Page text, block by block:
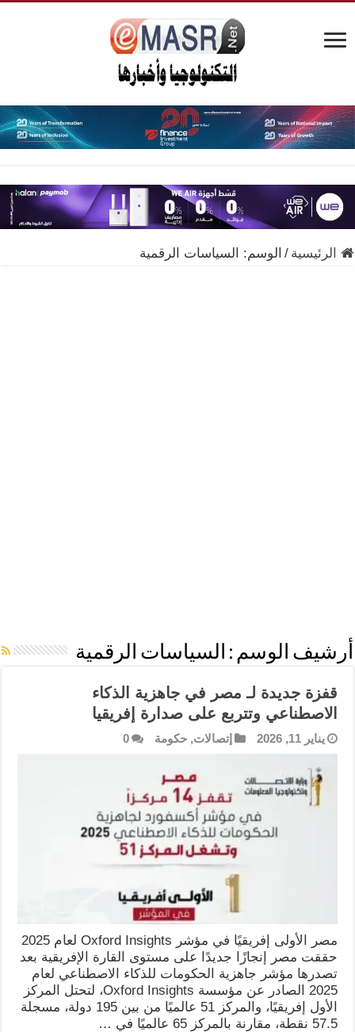
الرئيسية / الوسم: السياسات الرقمية
أرشيف الوسم : السياسات الرقمية
قفزة جديدة لـ مصر في جاهزية الذكاء
الاصطناعي وتتربع على صدارة إفريقيا
يناير 11, 2026 إتصالات,حكومة 0
مصر الأولى إفريقيًا في مؤشر Oxford Insights لعام 2025
حققت مصر إنجازًا جديدًا على مستوى القارة الإفريقية بعد
تصدرها مؤشر جاهزية الحكومات للذكاء الاصطناعي لعام
2025 الصادر عن مؤسسة Oxford Insights، لتحتل المركز
الأول إفريقيًا، والمركز 51 عالميًا من بين 195 دولة، مسجلة
57.5 نقطة، مقارنة بالمركز 65 عالميًا في …